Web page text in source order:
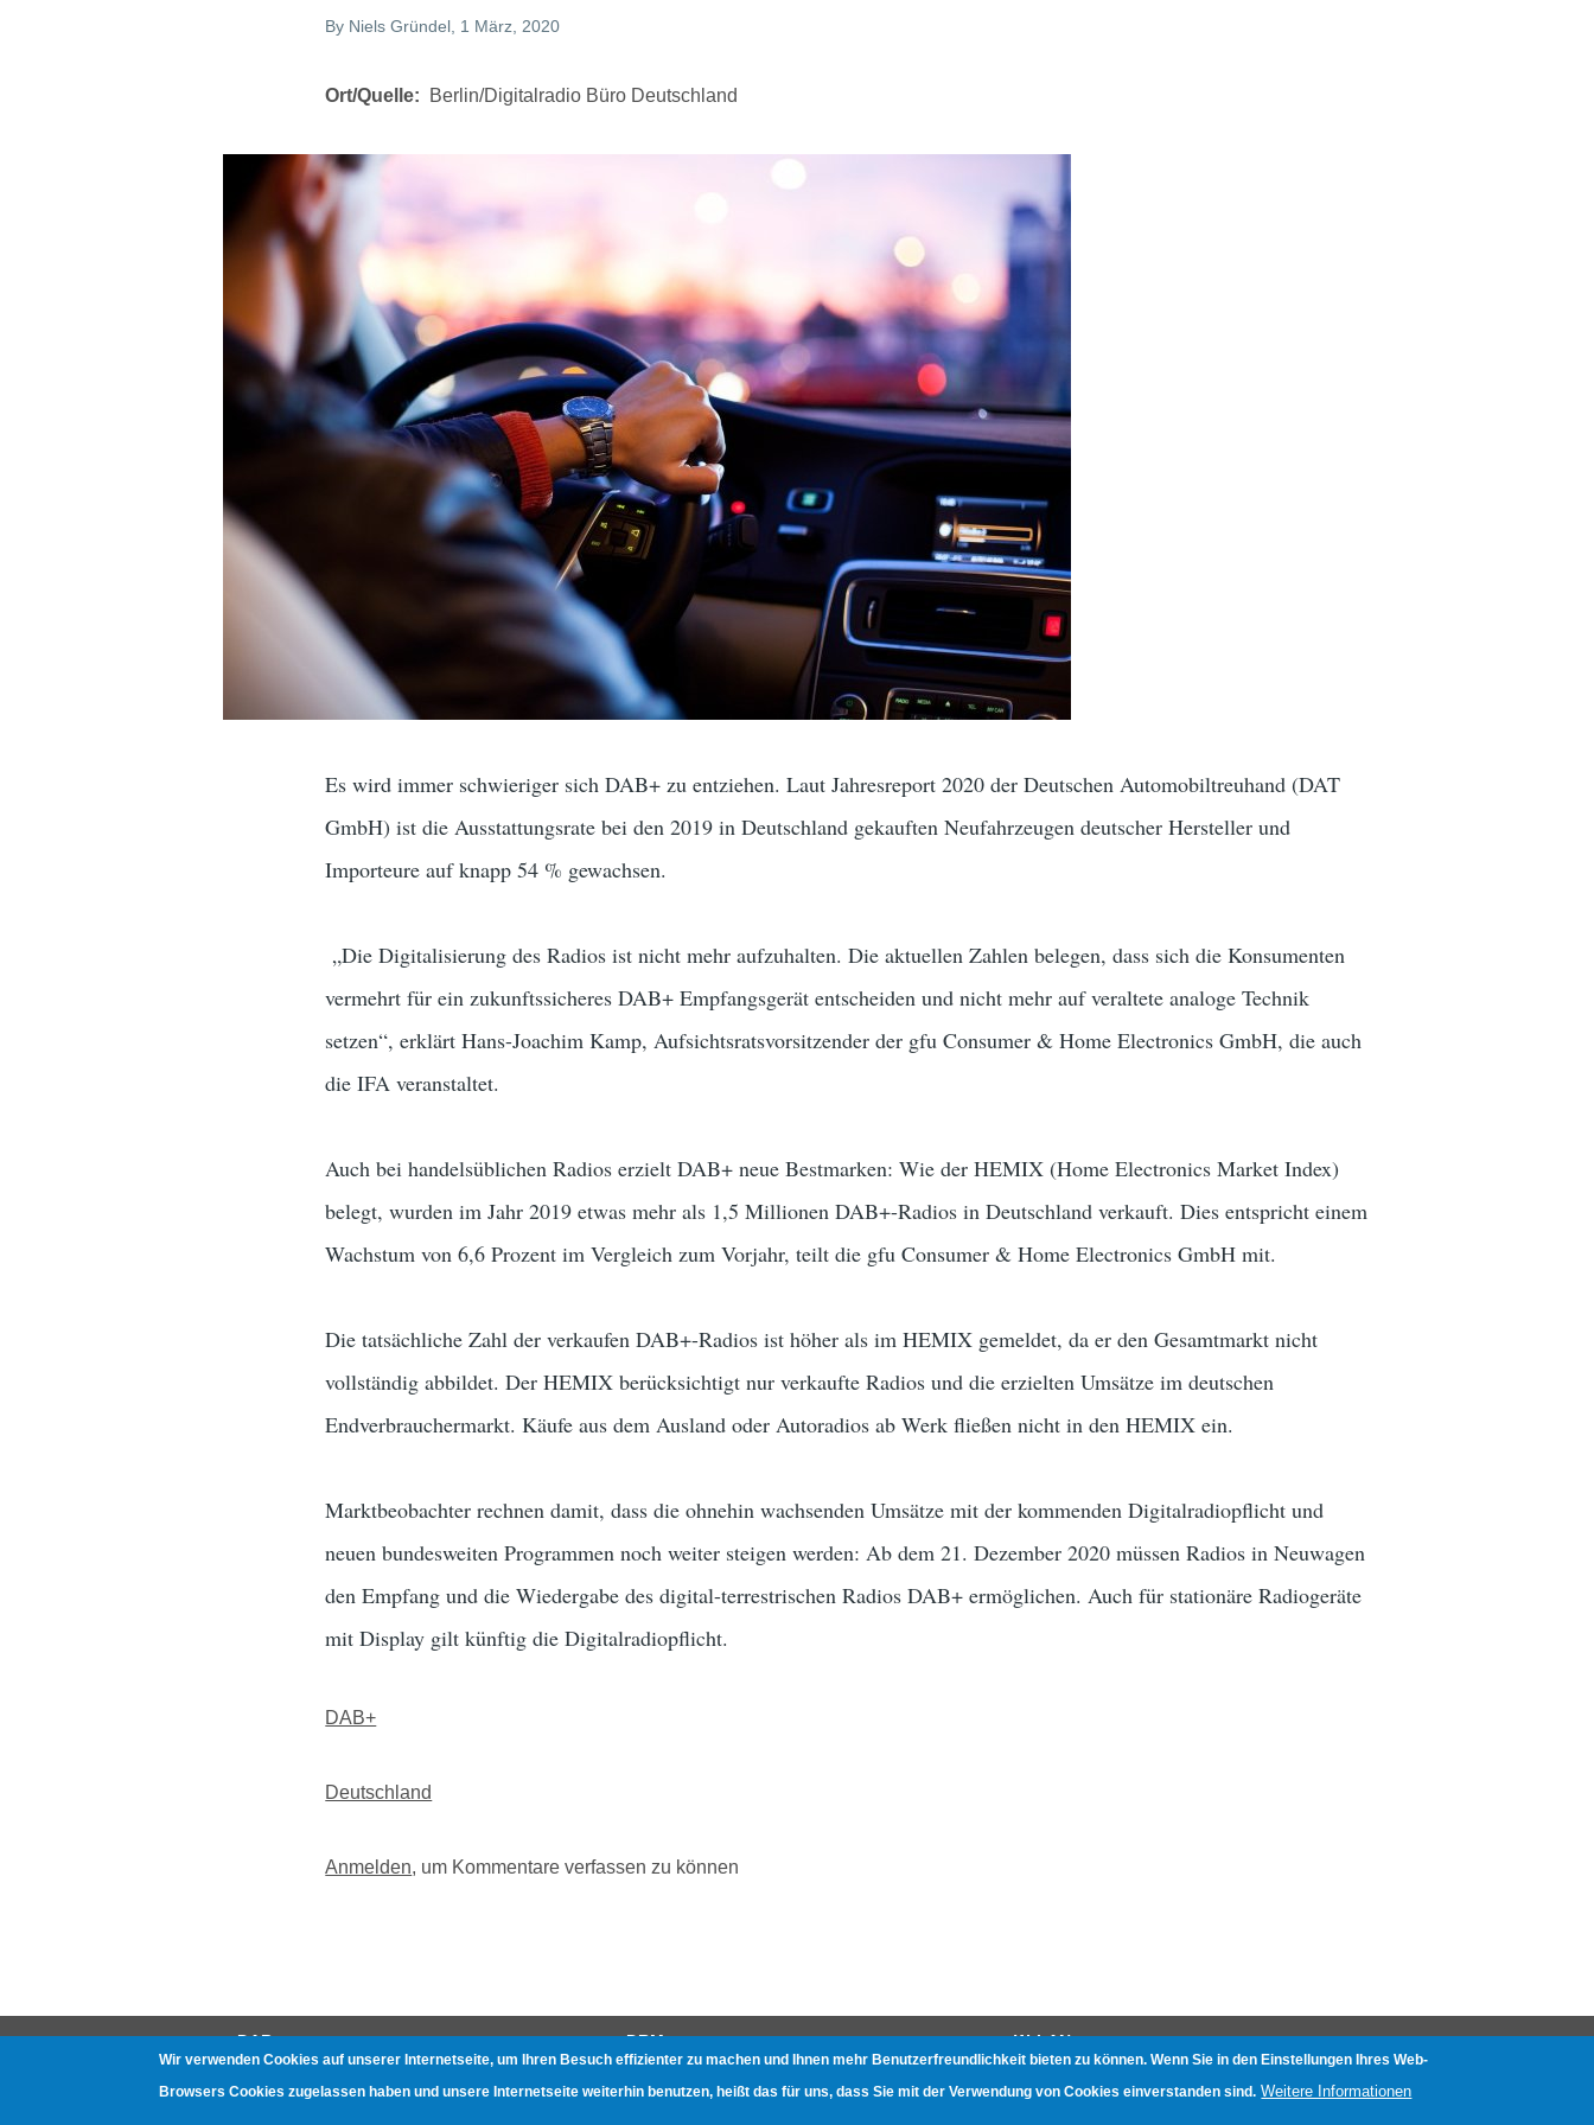
By Niels Gründel , 1 März, 2020
Ort/Quelle Berlin/Digitalradio Büro Deutschland
Es wird immer schwieriger sich DAB+ zu entziehen. Laut Jahresreport 2020 der Deutschen Automobiltreuhand (DAT
GmbH) ist die Ausstattungsrate bei den 2019 in Deutschland gekauften Neufahrzeugen deutscher Hersteller und
Importeure auf knapp 54 % gewachsen.
„Die Digitalisierung des Radios ist nicht mehr aufzuhalten. Die aktuellen Zahlen belegen, dass sich die Konsumenten
vermehrt für ein zukunftssicheres DAB+ Empfangsgerät entscheiden und nicht mehr auf veraltete analoge Technik
setzen“, erklärt Hans-Joachim Kamp, Aufsichtsratsvorsitzender der gfu Consumer & Home Electronics GmbH, die auch
die IFA veranstaltet.
Auch bei handelsüblichen Radios erzielt DAB+ neue Bestmarken: Wie der HEMIX (Home Electronics Market Index)
belegt, wurden im Jahr 2019 etwas mehr als 1,5 Millionen DAB+-Radios in Deutschland verkauft. Dies entspricht einem
Wachstum von 6,6 Prozent im Vergleich zum Vorjahr, teilt die gfu Consumer & Home Electronics GmbH mit.
Die tatsächliche Zahl der verkaufen DAB+-Radios ist höher als im HEMIX gemeldet, da er den Gesamtmarkt nicht
vollständig abbildet. Der HEMIX berücksichtigt nur verkaufte Radios und die erzielten Umsätze im deutschen
Endverbrauchermarkt. Käufe aus dem Ausland oder Autoradios ab Werk fließen nicht in den HEMIX ein.
Marktbeobachter rechnen damit, dass die ohnehin wachsenden Umsätze mit der kommenden Digitalradiopflicht und
neuen bundesweiten Programmen noch weiter steigen werden: Ab dem 21. Dezember 2020 müssen Radios in Neuwagen
den Empfang und die Wiedergabe des digital-terrestrischen Radios DAB+ ermöglichen. Auch für stationäre Radiogeräte
mit Display gilt künftig die Digitalradiopflicht.
DAB+
Deutschland
Anmelden, um Kommentare verfassen zu können
DAB DRM W-LAN
Wir verwenden Cookies auf unserer Internetseite, um Ihren Besuch effizienter zu machen und Ihnen mehr Benutzerfreundlichkeit bieten zu können. Wenn Sie in den Einstellungen Ihres Web-
Browsers Cookies zugelassen haben und unsere Internetseite weiterhin benutzen, heißt das für uns, dass Sie mit der Verwendung von Cookies einverstanden sind. Weitere Informationen